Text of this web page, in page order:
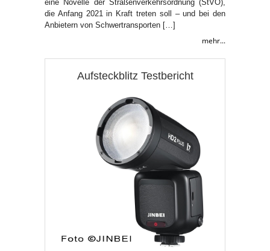
eine Novelle der Straßenverkehrsordnung (StVO),
die Anfang 2021 in Kraft treten soll – und bei den
Anbietern von Schwertransporten […]
mehr...
Aufsteckblitz Testbericht